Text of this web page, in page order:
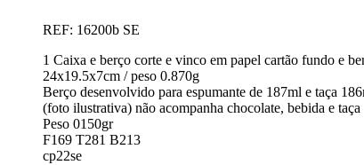
REF: 16200b SE
1 Caixa e berço corte e vinco em papel cartão fundo e
24x19.5x7cm / peso 0.870g
Berço desenvolvido para espumante de 187ml e taça
(foto ilustrativa) não acompanha chocolate, bebida e taça
Peso 0150gr
F169 T281 B213
cp22se